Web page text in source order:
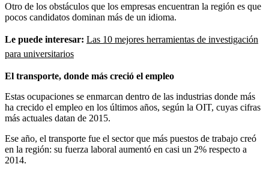
Otro de los obstáculos que los empresas encuentran la región es que
pocos candidatos dominan más de un idioma.
Le puede interesar: Las 10 mejores herramientas de investigación
para universitarios
El transporte, donde más creció el empleo
Estas ocupaciones se enmarcan dentro de las industrias donde más
ha crecido el empleo en los últimos años, según la OIT, cuyas cifras
más actuales datan de 2015.
Ese año, el transporte fue el sector que más puestos de trabajo creó
en la región: su fuerza laboral aumentó en casi un 2% respecto a
2014.